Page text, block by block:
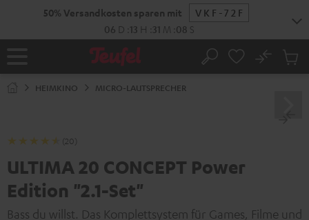
50% Versandkosten sparen mit
VKF-72F
06 D 13 H 31 M 07 S
Startseite Suche
No
HEIMKINO MICRO-LAUTSPRECHER
(20)
ULTIMA 20 CONCEPT Power
Edition "2.1-Set"
Bass du willst. Das Komplettsystem für Games, Filme und